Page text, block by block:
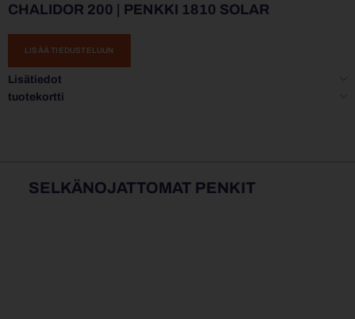
CHALIDOR 200 | PENKKI 1810 SOLAR
LISÄÄ TIEDUSTELUUN
Lisätiedot
tuotekortti
SELKÄNOJATTOMAT PENKIT